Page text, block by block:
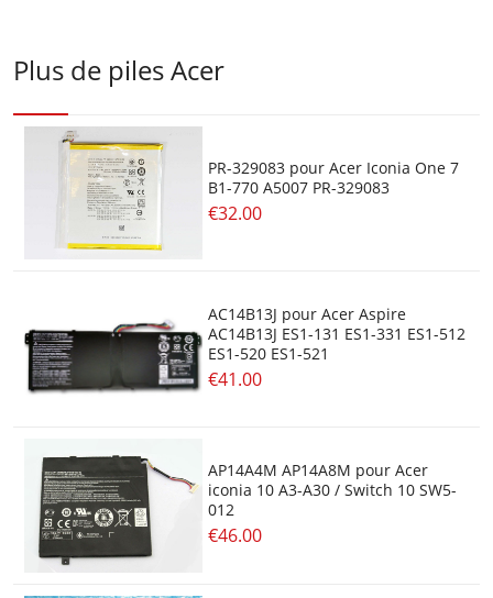
Plus de piles Acer
PR-329083 pour Acer Iconia One 7
B1-770 A5007 PR-329083
€32.00
AC14B13J pour Acer Aspire
AC14B13J ES1-131 ES1-331 ES1-512
ES1-520 ES1-521
€41.00
AP14A4M AP14A8M pour Acer
iconia 10 A3-A30 / Switch 10 SW5-
012
€46.00